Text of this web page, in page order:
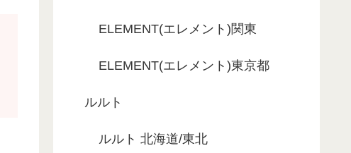
ELEMENT(エレメント)関東
ELEMENT(エレメント)東京都
ルルト
ルルト 北海道/東北